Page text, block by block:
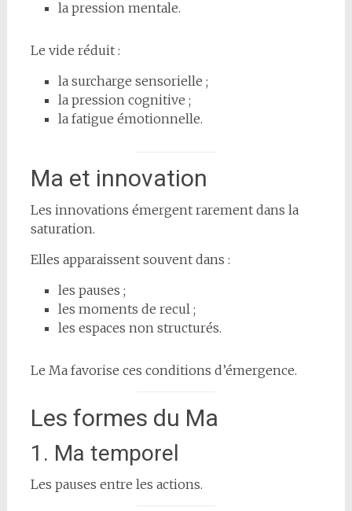
la pression mentale.
Le vide réduit :
la surcharge sensorielle ;
la pression cognitive ;
la fatigue émotionnelle.
Ma et innovation
Les innovations émergent rarement dans la
saturation.
Elles apparaissent souvent dans :
les pauses ;
les moments de recul ;
les espaces non structurés.
Le Ma favorise ces conditions d’émergence.
Les formes du Ma
1. Ma temporel
Les pauses entre les actions.